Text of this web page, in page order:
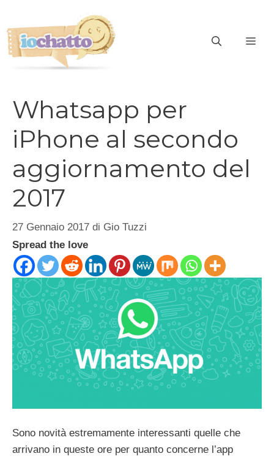
contenuto
Whatsapp per
iPhone al secondo
aggiornamento del
2017
27 Gennaio 2017 di Gio Tuzzi
Spread the love
Sono novità estremamente interessanti quelle che
arrivano in queste ore per quanto concerne l’app